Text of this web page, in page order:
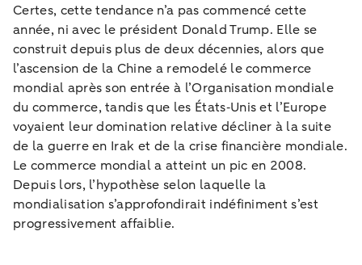
Certes, cette tendance n’a pas commencé cette
année, ni avec le président Donald Trump. Elle se
construit depuis plus de deux décennies, alors que
l’ascension de la Chine a remodelé le commerce
mondial après son entrée à l’Organisation mondiale
du commerce, tandis que les États‑Unis et l’Europe
voyaient leur domination relative décliner à la suite
de la guerre en Irak et de la crise financière mondiale.
Le commerce mondial a atteint un pic en 2008.
Depuis lors, l’hypothèse selon laquelle la
mondialisation s’approfondirait indéfiniment s’est
progressivement affaiblie.